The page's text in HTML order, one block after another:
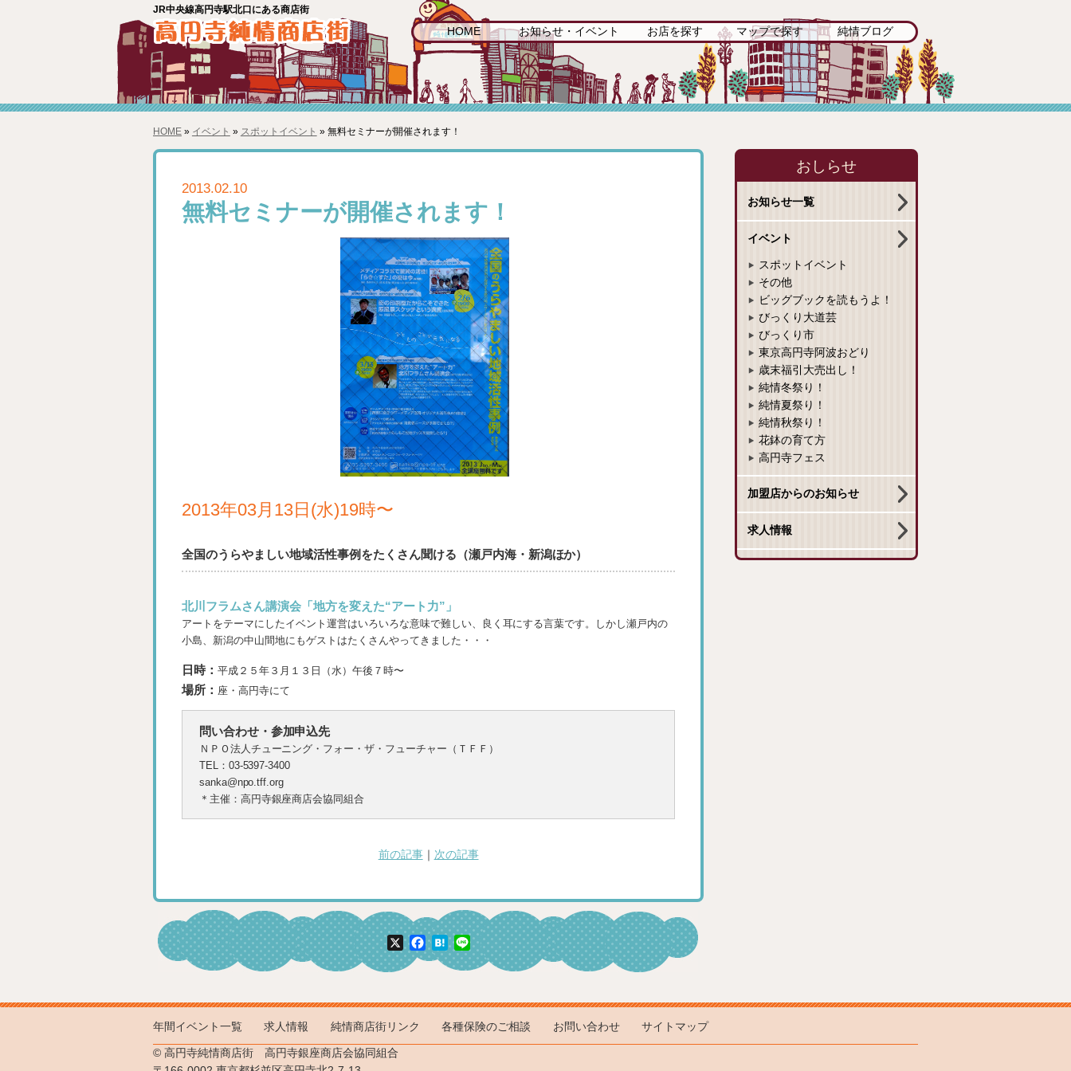
JR中央線高円寺駅北口にある商店街
HOME お知らせ・イベント お店を探す マップで探す 純情ブログ
HOME» イベント » スポットイベント » 無料セミナーが開催されます！
2013.02.10
無料セミナーが開催されます！
2013年03月13日(水)19時〜
全国のうらやましい地域活性事例をたくさん聞ける（瀬戸内海・新潟ほか）
北川フラムさん講演会「地方を変えた“アート力”」
アートをテーマにしたイベント運営はいろいろな意味で難しい、良く耳にする言葉です。しかし瀬戸内の
小島、新潟の中山間地にもゲストはたくさんやってきました・・・
日時： 平成２５年３月１３日（水）午後７時〜
場所： 座・高円寺にて
問い合わせ・参加申込先
ＮＰＯ法人チューニング・フォー・ザ・フューチャー（ＴＦＦ）
TEL：03-5397-3400
sanka@npo.tff.org
＊主催：高円寺銀座商店会協同組合
前の記事｜ 次の記事
X Facebook
Hatena
Line
おしらせ
お知らせ一覧
イベント
スポットイベント
その他
ビッグブックを読もうよ！
びっくり大道芸
びっくり市
東京高円寺阿波おどり
歳末福引大売出し！
純情冬祭り！
純情夏祭り！
純情秋祭り！
花鉢の育て方
高円寺フェス
加盟店からのお知らせ
求人情報
年間イベント一覧 求人情報 純情商店街リンク 各種保険のご相談 お問い合わせ サイトマップ
© 高円寺純情商店街 高円寺銀座商店会協同組合